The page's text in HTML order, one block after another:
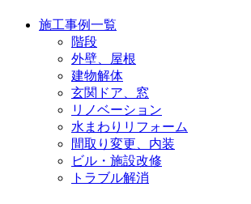
施工事例一覧
階段
外壁、屋根
建物解体
玄関ドア、窓
リノベーション
水まわりリフォーム
間取り変更、内装
ビル・施設改修
トラブル解消